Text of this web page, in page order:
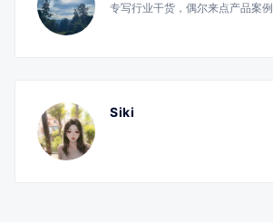
专写行业干货，偶尔来点产品案例
Siki